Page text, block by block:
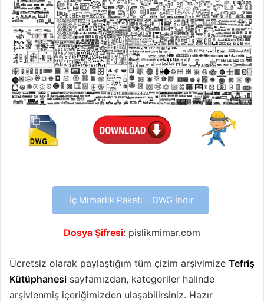
İç Mimarlık Paketi – DWG İndir
Dosya Şifresi: pislikmimar.com
Ücretsiz olarak paylaştığım tüm çizim arşivimize Tefriş
Kütüphanesi sayfamızdan, kategoriler halinde
arşivlenmiş içeriğimizden ulaşabilirsiniz. Hazır